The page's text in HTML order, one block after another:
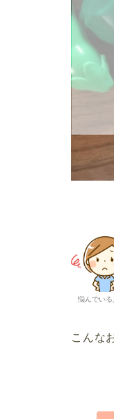
悩んでいる
こんな